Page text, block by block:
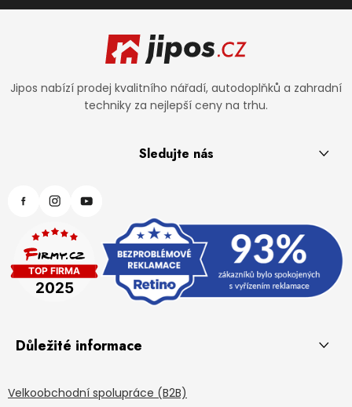
Jipos nabízí prodej kvalitního nářadí, autodoplňků a zahradní
techniky za nejlepší ceny na trhu.
Sledujte nás
Důležité informace
Velkoobchodní spolupráce (B2B)